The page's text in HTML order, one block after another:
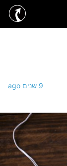
9 שנים ago